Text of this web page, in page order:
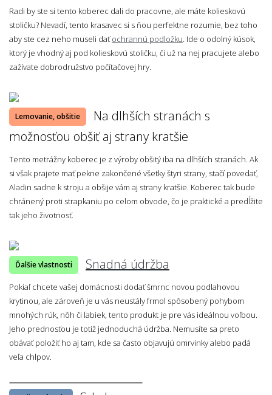
Radi by ste si tento koberec dali do pracovne, ale máte kolieskovú
stoličku? Nevadí, tento krasavec si s ňou perfektne rozumie, bez toho
aby ste cez neho museli daťochrannú podložku . Ide o odolný kúsok,
ktorý je vhodný aj pod kolieskovú stoličku, či už na nej pracujete alebo
zažívate dobrodružstvo počítačovej hry.
Lemovanie, obšitie
Na dlhších stranách s
možnosťou obšiť aj strany kratšie
Tento metrážny koberec je z výroby obšitý iba na dlhších stranách. Ak
si však prajete mať pekne zakončené všetky štyri strany, stačí povedať,
Aladin sadne k stroju a obšije vám aj strany kratšie. Koberec tak bude
chránený proti strapkaniu po celom obvode, čo je praktické a predĺžite
tak jeho životnosť.
Ďalšie vlastnosti Snadná údržba
Pokiaľ chcete vašej domácnosti dodať šmrnc novou podlahovou
krytinou, ale zároveň je u vás neustály frmol spôsobený pohybom
mnohých rúk, nôh či labiek, tento produkt je pre vás ideálnou voľbou.
Jeho prednosťou je totiž jednoduchá údržba. Nemusíte sa preto
obávať položiť ho aj tam, kde sa často objavujú omrvinky alebo padá
veľa chlpov.